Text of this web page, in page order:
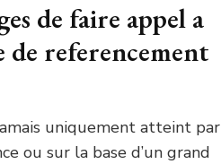
de faire appel a
de referencement
uniquement atteint par
ou sur la base d’un grand